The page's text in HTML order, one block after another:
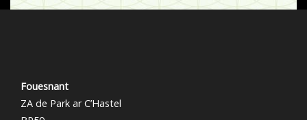
Fouesnant
ZA de Park ar C’Hastel